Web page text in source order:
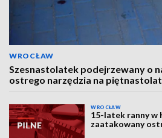
WROCŁAW
Szesnastolatek podejrzewany o
ostrego narzędzia na
WROCŁAW
15-latek ranny w
zaatakowany